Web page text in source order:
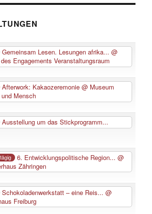
Gemeinsam Lesen. Lesungen afrika...@
Engagements Veranstaltungsraum
Afterwork: Kakaozeremonie@ Museum
und Mensch
Ausstellung um das Stickprogramm...
6. Entwicklungspolitische Region... @
Zähringen
Schokoladenwerkstatt – eine Reis...@
Freiburg